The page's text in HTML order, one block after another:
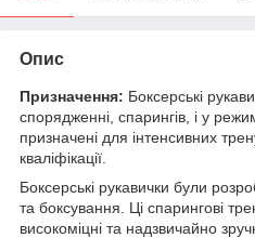
Опис
Призначення: Боксерські
спорядженні, спарингів, і у
призначені для інтенсивних
кваліфікації.
Боксерські рукавички були
та боксування. Ці спарингові
високоміцні та надзвичайно